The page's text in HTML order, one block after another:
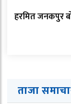
हरमित जनकपुर
ताजा